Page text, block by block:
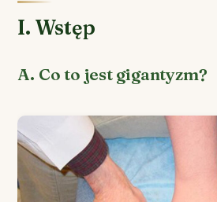
I. Wstęp
A. Co to jest gigantyzm?